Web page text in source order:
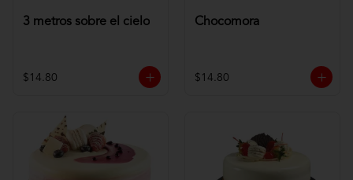
3 metros sobre el cielo
$14.80
Chocomora
$14.80